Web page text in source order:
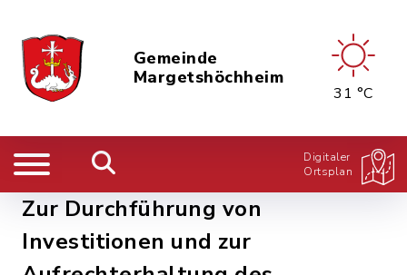
Gemeinde
Margetshöchheim
31 °C
Digitaler
Ortsplan
Zur Durchführung von
Investitionen und zur